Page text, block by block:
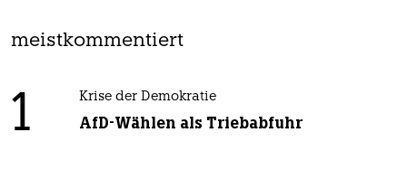
meistkommentiert
1 Krise der Demokratie
AfD-Wählen als Triebabfuhr